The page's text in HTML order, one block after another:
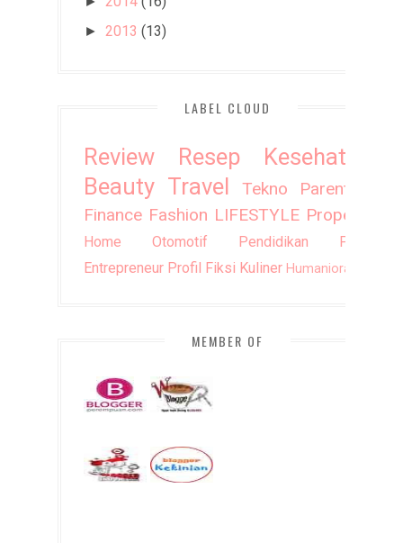
► 2013 (13)
LABEL CLOUD
Review Resep
Kesehatan
Beauty Travel Tekno
Parenting
Finance Fashion LIFESTYLE Property
Home Otomotif Pendidikan
Puisi
Entrepreneur Profil Fiksi Kuliner Humaniora
MEMBER OF